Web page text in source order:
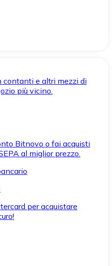
e altri mezzi di
più vicino.
Bitnovo o fai acquisti
al miglior prezzo.
per acquistare